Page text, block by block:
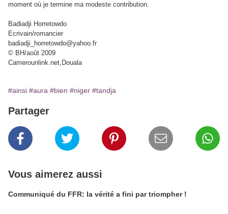
moment où je termine ma modeste contribution.
Badiadji Horretowdo
Ecrivain/romancier
badiadji_horretowdo@yahoo.fr
© BH/août 2009
Camerounlink.net,Douala
#ainsi #aura #bien #niger #tandja
Partager
Vous aimerez aussi
Communiqué du FFR: la vérité a fini par triompher !